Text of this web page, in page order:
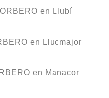
en Llubí
en Llucmajor
en Manacor